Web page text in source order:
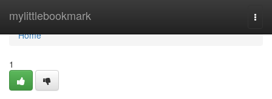
mylittlebookmark
Home
Home
1